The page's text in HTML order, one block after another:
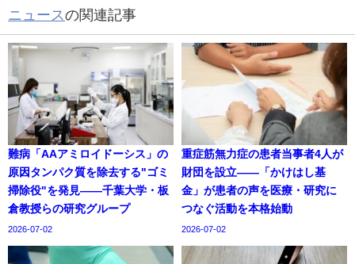
ニュース の関連記事
難病「AAアミロイドーシス」の
原因タンパク質を除去する"ゴミ
掃除役"を発見——千葉大学・板
倉教授らの研究グループ
2026-07-02
重症筋無力症の患者当事者4人が
財団を設立——「かけはし基
金」が患者の声を医療・研究に
つなぐ活動を本格始動
2026-07-02